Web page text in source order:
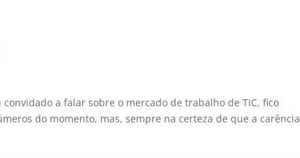
convidado a falar sobre o mercado de trabalho de TIC, fico
do momento, mas, sempre na certeza de que a carência